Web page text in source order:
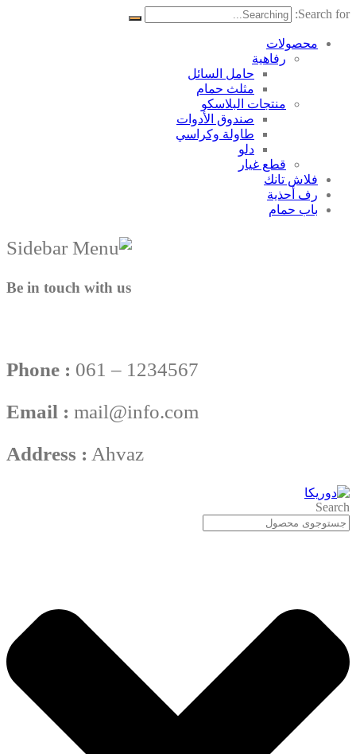
Search for:
محصولات
رفاهية
حامل السائل
مثلث حمام
منتجات البلاسکو
صندوق الأدوات
طاولة وكراسي
دلو
قطع غيار
فلاش تانك
رف أحذية
باب حمام
Be in touch with us
Phone : 061 – 1234567
Email : mail@info.com
Address : Ahvaz
Search